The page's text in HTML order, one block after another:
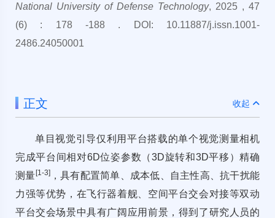
National University of Defense Technology, 2025 , 47
(6) : 178 -188 . DOI: 10.11887/j.issn.1001-
2486.24050001
正文 收起
单目视觉引导仅利用平台搭载的单个视觉测量相机
完成平台间相对6D位姿参数（3D旋转和3D平移）精确
测量[1 -3]，具有配置简单、成本低、自主性高、抗干扰能
力强等优势，在飞行器着舰、空间平台交会对接等双动
平台交会场景中具有广阔应用前景，得到了研究人员的